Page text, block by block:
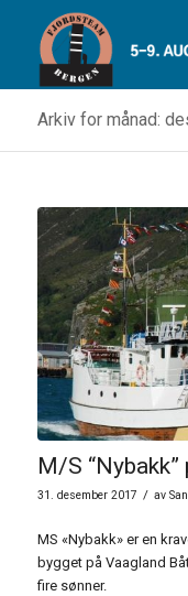
Arkiv for månad:
M/S
31. desember 2017 / av
MS «Nybakk» er en
bygget på Vaagland
fire sønner.